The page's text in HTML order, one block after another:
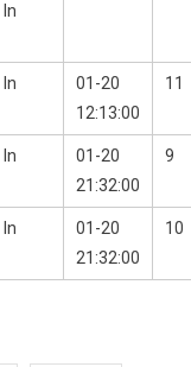
In
In
01-20
12:13:00
11
In
01-20
21:32:00
9
In
01-20
21:32:00
10